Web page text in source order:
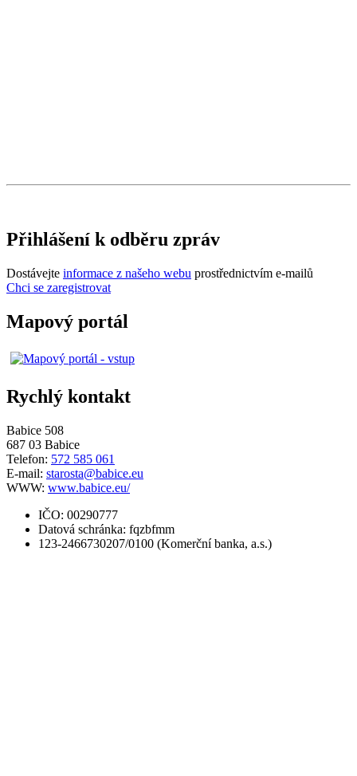
Přihlášení k odběru zpráv
Dostávejte informace z našeho webu prostřednictvím e-mailů
Chci se zaregistrovat
Mapový portál
Rychlý kontakt
Babice 508
687 03 Babice
Telefon: 572 585 061
E-mail: starosta@babice.eu
WWW: www.babice.eu/
IČO: 00290777
Datová schránka: fqzbfmm
123-2466730207/0100 (Komerční banka, a.s.)